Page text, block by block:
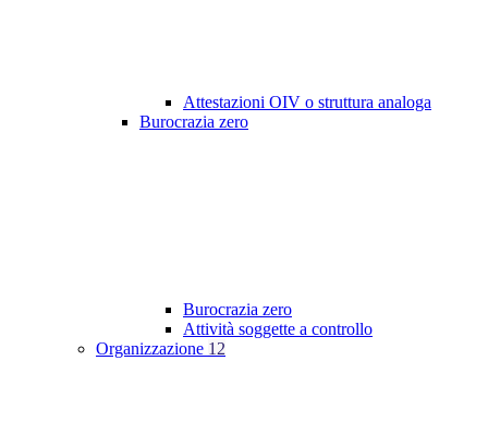
Attestazioni OIV o struttura analoga
Burocrazia zero
Burocrazia zero
Attività soggette a controllo
Organizzazione 12